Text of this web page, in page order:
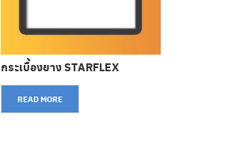
กระเบื้องยาง STARFLEX
READ MORE